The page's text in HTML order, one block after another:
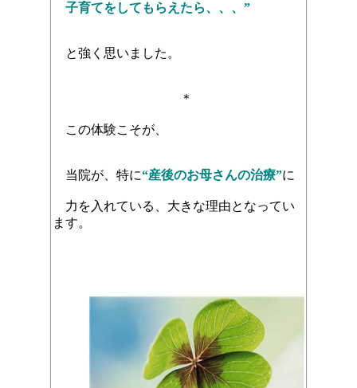
子育てをしてもらえたら、、、”
と強く思いました。
＊
この体験こそが、
当院が、特に“産後のお母さんの治療”に
力を入れている、 大きな理由となってい
ます。